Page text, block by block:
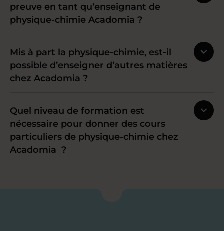
preuve en tant qu’enseignant de
physique-chimie Acadomia ?
Mis à part la physique-chimie, est-il
possible d’enseigner d’autres matières
chez Acadomia ?
Quel niveau de formation est
nécessaire pour donner des cours
particuliers de physique-chimie chez
Acadomia ?